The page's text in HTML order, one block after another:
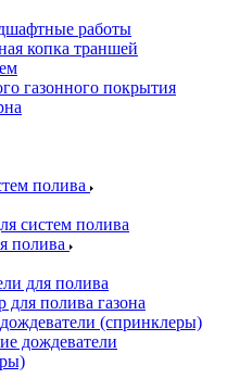
работы
копка траншей
газонного покрытия
полива
систем полива
полива
для полива
для полива газона
(спринклеры)
дождеватели